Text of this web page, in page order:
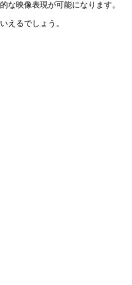
な映像表現が可能になります。
えるでしょう。